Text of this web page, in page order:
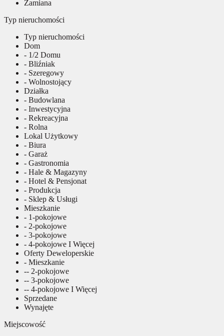
Zamiana
Typ nieruchomości
Typ nieruchomości
Dom
- 1/2 Domu
- Bliźniak
- Szeregowy
- Wolnostojący
Działka
- Budowlana
- Inwestycyjna
- Rekreacyjna
- Rolna
Lokal Użytkowy
- Biura
- Garaż
- Gastronomia
- Hale & Magazyny
- Hotel & Pensjonat
- Produkcja
- Sklep & Usługi
Mieszkanie
- 1-pokojowe
- 2-pokojowe
- 3-pokojowe
- 4-pokojowe I Więcej
Oferty Deweloperskie
- Mieszkanie
-- 2-pokojowe
-- 3-pokojowe
-- 4-pokojowe I Więcej
Sprzedane
Wynajęte
Miejscowość